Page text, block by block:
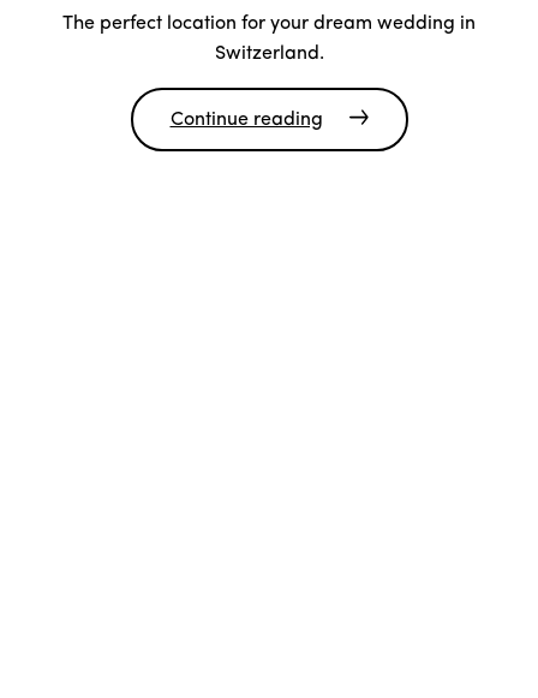
The perfect location for your dream wedding in
Switzerland.
Continue reading